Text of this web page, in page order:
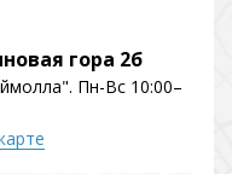
гора 2б
Пн-Вс 10:00–